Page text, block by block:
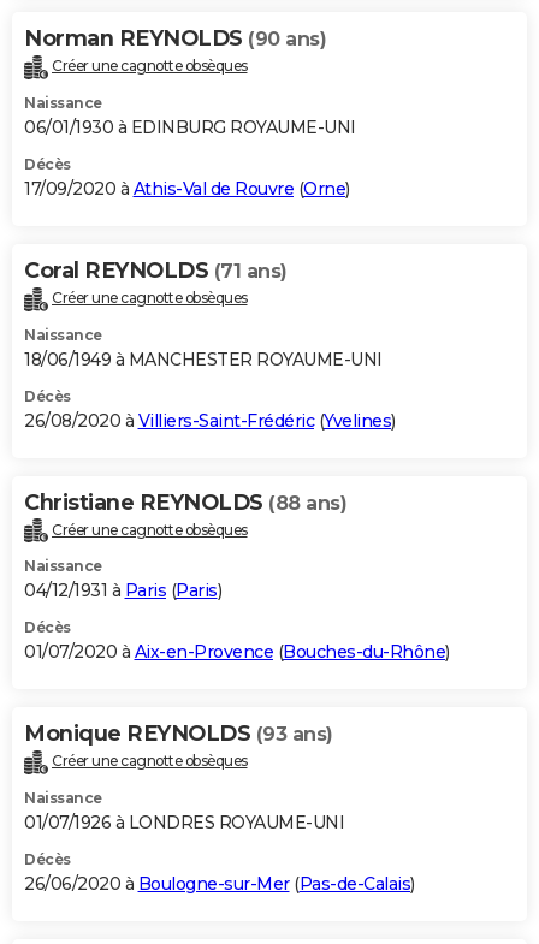
Norman REYNOLDS (90 ans)
Créer une cagnotte obsèques
Naissance
06/01/1930 à EDINBURG ROYAUME-UNI
Décès
17/09/2020 à Athis-Val de Rouvre (Orne)
Coral REYNOLDS (71 ans)
Créer une cagnotte obsèques
Naissance
18/06/1949 à MANCHESTER ROYAUME-UNI
Décès
26/08/2020 à Villiers-Saint-Frédéric(Yvelines)
Christiane REYNOLDS (88 ans)
Créer une cagnotte obsèques
Naissance
04/12/1931 à Paris (Paris)
Décès
01/07/2020 à Aix-en-Provence (Bouches-du-Rhône)
Monique REYNOLDS (93 ans)
Créer une cagnotte obsèques
Naissance
01/07/1926 à LONDRES ROYAUME-UNI
Décès
26/06/2020 à Boulogne-sur-Mer(Pas-de-Calais)